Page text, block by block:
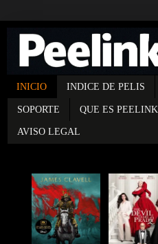
INICIO INDICE DE PELIS
SOPORTE QUE ES PEELINK
AVISO LEGAL